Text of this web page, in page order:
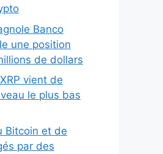
Banco
une position
de dollars
vient de
le plus bas
Bitcoin et de
par des